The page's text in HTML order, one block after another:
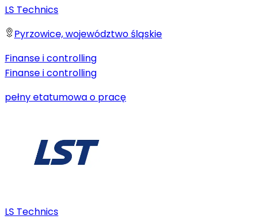
LS Technics
Pyrzowice, województwo śląskie
Finanse i controlling
Finanse i controlling
pełny etatumowa o pracę
LS Technics